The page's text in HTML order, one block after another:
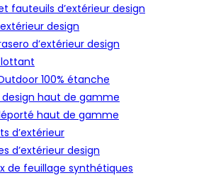
fauteuils d’extérieur design
design
d’extérieur design
100% étanche
design haut de gamme
haut de gamme
d’extérieur
d’extérieur design
de feuillage synthétiques